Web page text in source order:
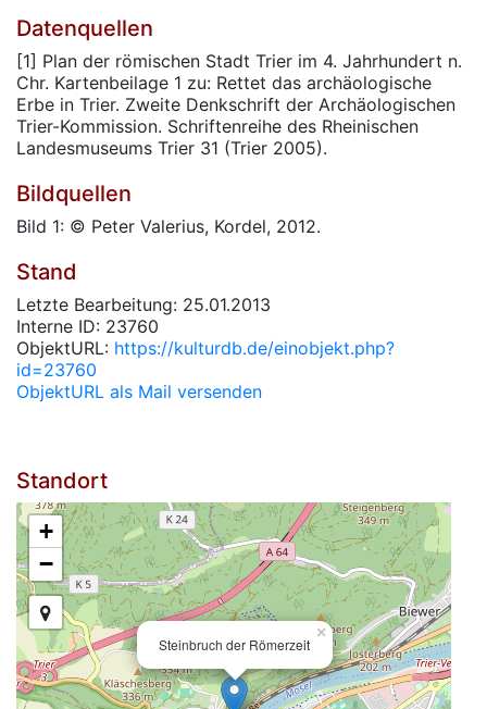
Datenquellen
[1] Plan der römischen Stadt Trier im 4. Jahrhundert n.
Chr. Kartenbeilage 1 zu: Rettet das archäologische
Erbe in Trier. Zweite Denkschrift der Archäologischen
Trier-Kommission. Schriftenreihe des Rheinischen
Landesmuseums Trier 31 (Trier 2005).
Bildquellen
Bild 1: © Peter Valerius, Kordel, 2012.
Stand
Letzte Bearbeitung: 25.01.2013
Interne ID: 23760
ObjektURL: https://kulturdb.de/einobjekt.php?
id=23760
ObjektURL als Mail versenden
Standort
Steinbruch der Römerzeit
×
+
−